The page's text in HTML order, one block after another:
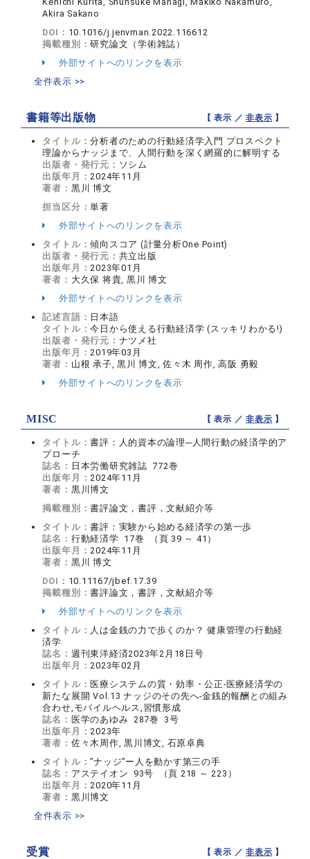
Akira Sakano
DOI： 10.1016/j.jenvman.2022.116612
掲載種別：研究論文（学術雑誌）
外部サイトへのリンクを表示
全件表示 >>
書籍等出版物 【 表示 ／非表示 】
タイトル：分析者のための行動経済学入門 プロスペクト
理論からナッジまで、人間行動を深く網羅的に解明する
出版者・発行元： ソシム
出版年月：2024年11月
著者： 黒川 博文
担当区分：単著
外部サイトへのリンクを表示
タイトル：傾向スコア (計量分析One Point)
出版者・発行元： 共立出版
出版年月：2023年01月
著者： 大久保 将貴, 黒川 博文
外部サイトへのリンクを表示
記述言語： 日本語
タイトル：今日から使える行動経済学 (スッキリわかる!)
出版者・発行元： ナツメ社
出版年月：2019年03月
著者： 山根 承子, 黒川 博文, 佐々木 周作, 高阪 勇毅
外部サイトへのリンクを表示
MISC 【 表示 ／非表示 】
タイトル：書評：人的資本の論理─人間行動の経済学的ア
プローチ
誌名： 日本労働研究雑誌 772巻
出版年月：2024年11月
著者： 黒川博文
掲載種別：書評論文，書評，文献紹介等
タイトル：書評：実験から始める経済学の第一歩
誌名： 行動経済学 17巻 （頁 39 ～ 41）
出版年月：2024年11月
著者： 黒川 博文
DOI： 10.11167/jbef.17.39
掲載種別：書評論文，書評，文献紹介等
外部サイトへのリンクを表示
タイトル： 人は金銭の力で歩くのか？ 健康管理の行動経
済学
誌名： 週刊東洋経済2023年2月18日号
出版年月：2023年02月
タイトル： 医療システムの質・効率・公正-医療経済学の
新たな展開 Vol.13 ナッジのその先へ-金銭的報酬との組み
合わせ,モバイルヘルス,習慣形成
誌名： 医学のあゆみ 287巻 3号
出版年月：2023年
著者： 佐々木周作, 黒川博文, 石原卓典
タイトル：”ナッジ”ー人を動かす第三の手
誌名： アステイオン 93号 （頁 218 ～ 223）
出版年月：2020年11月
著者： 黒川博文
全件表示 >>
受賞 【 表示 ／非表示 】